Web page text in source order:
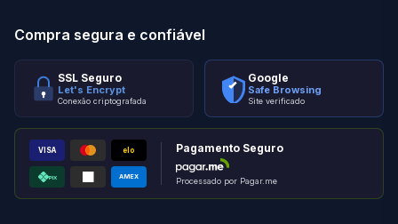
Compra segura e confiável
SSL Seguro
Let's Encrypt
Conexão criptografada
Google
Safe Browsing
Site verificado
VISA elo
PIX AMEX
Pagamento Seguro
Processado por Pagar.me